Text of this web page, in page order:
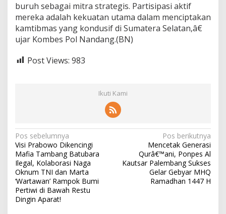
buruh sebagai mitra strategis. Partisipasi aktif
mereka adalah kekuatan utama dalam menciptakan
kamtibmas yang kondusif di Sumatera Selatan,â€
ujar Kombes Pol Nandang.(BN)
Post Views: 983
Ikuti Kami
N
a
v
i
g
Pos sebelumnya
Visi Prabowo Dikencingi
Mafia Tambang Batubara
Ilegal, Kolaborasi Naga
Oknum TNI dan Marta
‘Wartawan’ Rampok Bumi
Pertiwi di Bawah Restu
Dingin Aparat!
Pos berikutnya
Mencetak Generasi
Qurâ€™ani, Ponpes Al
Kautsar Palembang Sukses
Gelar Gebyar MHQ
Ramadhan 1447 H